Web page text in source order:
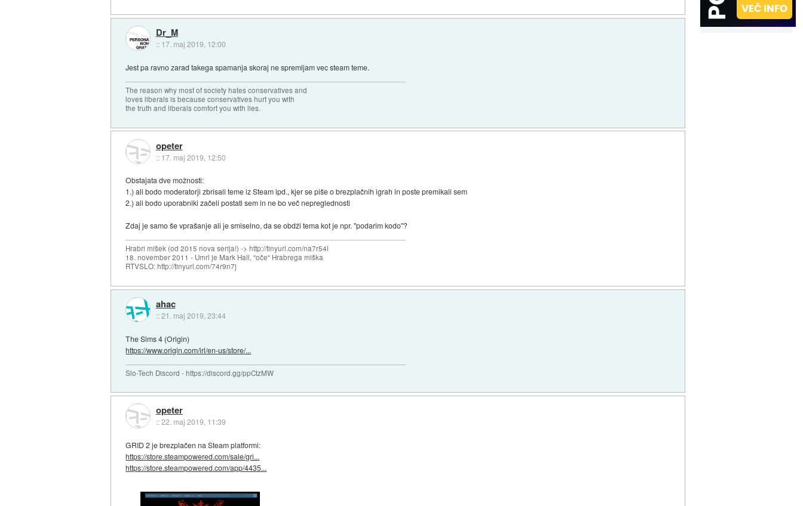
Dr_M
:: 17. maj 2019, 12:00
Jest pa ravno zarad takega spamanja skoraj ne spremljam vec steam teme.
The reason why most of society hates conservatives and
loves liberals is because conservatives hurt you with
the truth and liberals comfort you with lies.
opeter
:: 17. maj 2019, 12:50
Obstajata dve možnosti:
1.) ali bodo moderatorji zbrisali teme iz Steam ipd., kjer se piše o brezplačnih igrah in poste premikali sem
2.) ali bodo uporabniki začeli postati sem in ne bo več nepreglednosti
Zdaj je samo še vprašanje ali je smiselno, da se obdži tema kot je npr. "podarim kodo"?
Hrabri mišek (od 2015 nova serija!) -> http://tinyurl.com/na7r54l
18. november 2011 - Umrl je Mark Hall, "oče" Hrabrega miška
RTVSLO: http://tinyurl.com/74r9n7j
ahac
::21. maj 2019, 23:44
The Sims 4 (Origin)
https://www.origin.com/irl/en-us/store/...
Slo-Tech Discord - https://discord.gg/ppCtzMW
opeter
::22. maj 2019, 11:39
GRID 2 je brezplačen na Steam platformi:
https://store.steampowered.com/sale/gri...
https://store.steampowered.com/app/4435...